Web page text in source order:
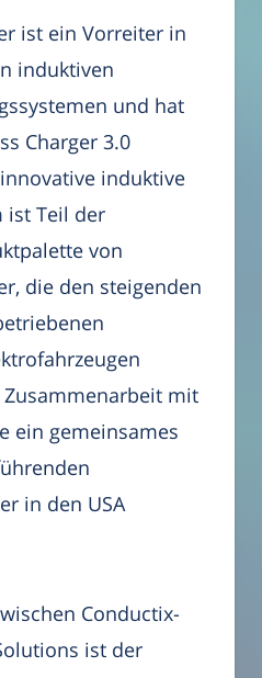
ist ein Vorreiter in
induktiven
und hat
Charger 3.0
induktive
ist Teil der
von
die den steigenden
mit
ein gemeinsames
in den USA
Conductix-
ist der